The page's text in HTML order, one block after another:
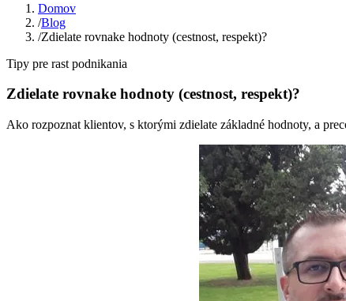
Domov
/Blog
/Zdielate rovnake hodnoty (cestnost, respekt)?
Tipy pre rast podnikania
Zdielate rovnake hodnoty (cestnost, respekt)?
Ako rozpoznat klientov, s ktorými zdielate základné hodnoty, a